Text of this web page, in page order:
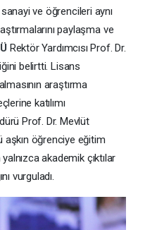
ve öğrencileri aynı
paylaşma ve
Rektör Yardımcısı Prof. Dr.
belirtti. Lisans
araştırma
katılımı
Prof. Dr. Mevlüt
aşkın öğrenciye eğitim
akademik çıktılar
vurguladı.